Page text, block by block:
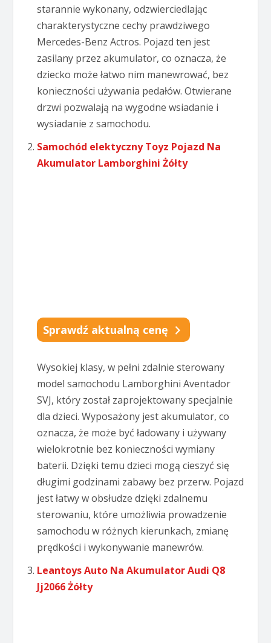
starannie wykonany, odzwierciedlając
charakterystyczne cechy prawdziwego
Mercedes-Benz Actros. Pojazd ten jest
zasilany przez akumulator, co oznacza, że
dziecko może łatwo nim manewrować, bez
konieczności używania pedałów. Otwierane
drzwi pozwalają na wygodne wsiadanie i
wysiadanie z samochodu.
Samochód elektyczny Toyz Pojazd Na
Akumulator Lamborghini Żółty
Sprawdź aktualną cenę
Wysokiej klasy, w pełni zdalnie sterowany
model samochodu Lamborghini Aventador
SVJ, który został zaprojektowany specjalnie
dla dzieci. Wyposażony jest akumulator, co
oznacza, że może być ładowany i używany
wielokrotnie bez konieczności wymiany
baterii. Dzięki temu dzieci mogą cieszyć się
długimi godzinami zabawy bez przerw. Pojazd
jest łatwy w obsłudze dzięki zdalnemu
sterowaniu, które umożliwia prowadzenie
samochodu w różnych kierunkach, zmianę
prędkości i wykonywanie manewrów.
Leantoys Auto Na Akumulator Audi Q8
Jj2066 Żółty